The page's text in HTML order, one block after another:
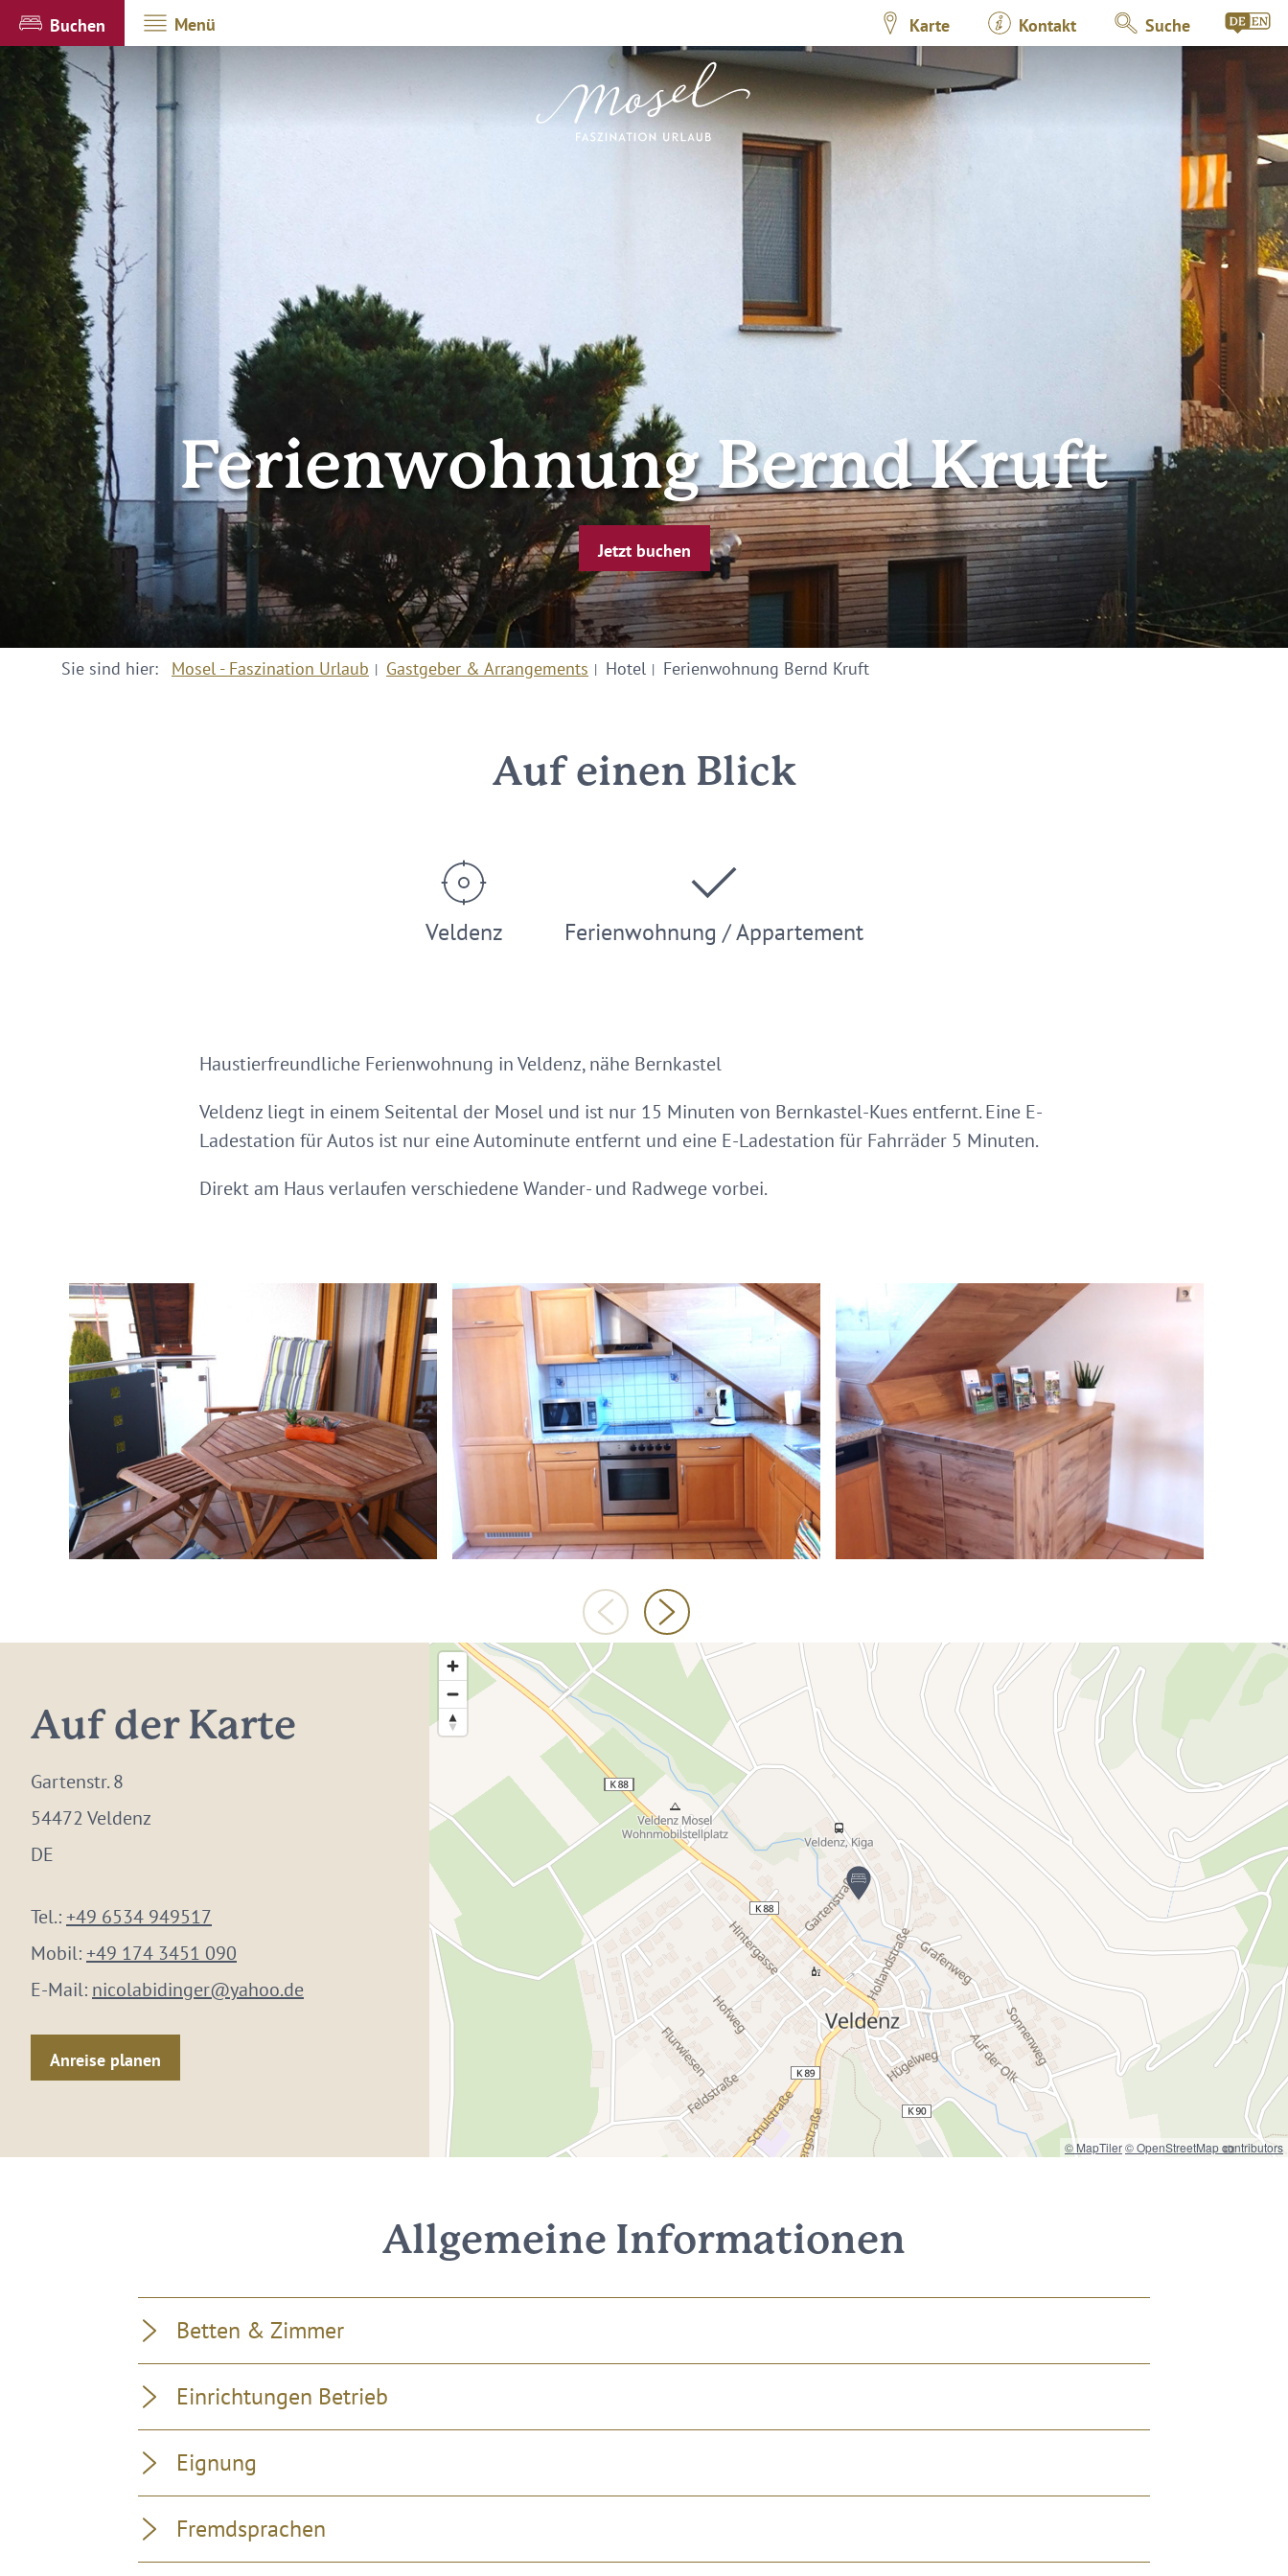
Buchen Menü Karte Kontakt Suche
Ferienwohnung Bernd Kruft
Jetzt buchen
Sie sind hier: Mosel - Faszination Urlaub Gastgeber & Arrangements Hotel Ferienwohnung Bernd Kruft
Auf einen Blick
Veldenz Ferienwohnung / Appartement
Haustierfreundliche Ferienwohnung in Veldenz, nähe Bernkastel
Veldenz liegt in einem Seitental der Mosel und ist nur 15 Minuten von Bernkastel-Kues entfernt. Eine E-
Ladestation für Autos ist nur eine Autominute entfernt und eine E-Ladestation für Fahrräder 5 Minuten.
Direkt am Haus verlaufen verschiedene Wander- und Radwege vorbei.
Auf der Karte
Gartenstr. 8
54472 Veldenz
DE
Tel.:+49 6534 949517
Mobil:+49 174 3451 090
E-Mail: nicolabidinger@yahoo.de
Anreise planen
© MapTiler© OpenStreetMap contributors
Allgemeine Informationen
Betten & Zimmer
Einrichtungen Betrieb
Eignung
Fremdsprachen